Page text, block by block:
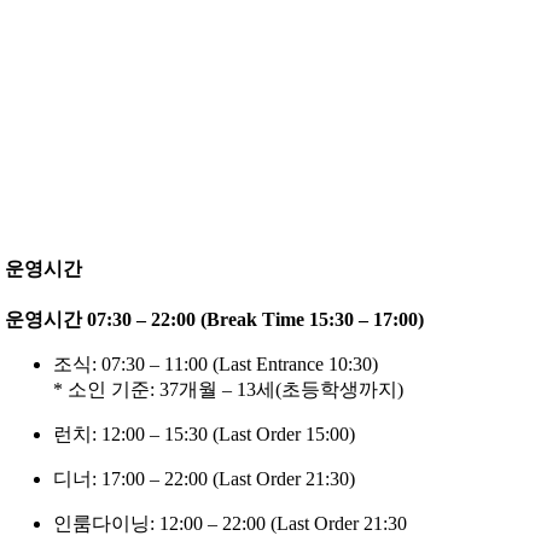
운영시간
운영시간 07:30 – 22:00 (Break Time 15:30 – 17:00)
조식: 07:30 – 11:00 (Last Entrance 10:30)
* 소인 기준: 37개월 – 13세(초등학생까지)
런치: 12:00 – 15:30 (Last Order 15:00)
디너: 17:00 – 22:00 (Last Order 21:30)
인룸다이닝: 12:00 – 22:00 (Last Order 21:30